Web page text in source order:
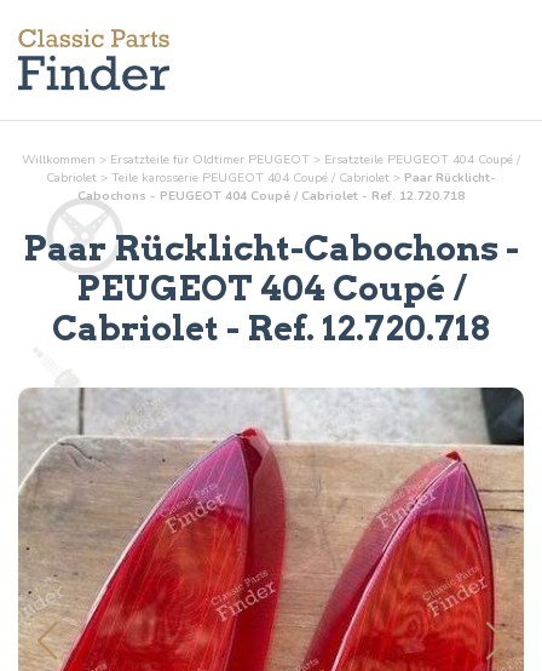
Willkommen > Ersatzteile für Oldtimer PEUGEOT > Ersatzteile PEUGEOT 404 Coupé /
Cabriolet > Teile karosserie PEUGEOT 404 Coupé / Cabriolet > Paar Rücklicht-
Cabochons - PEUGEOT 404 Coupé / Cabriolet - Ref. 12.720.718
Paar Rücklicht-Cabochons -
PEUGEOT 404 Coupé /
Cabriolet - Ref. 12.720.718